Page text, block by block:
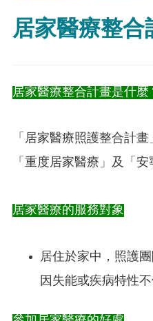
居家醫療整
居家醫療整合計畫是什麼
「居家醫療照護整合計
「重度居家醫療」及「
居家醫療的服務對象
居住於家中，照護
因失能或疾病特性不